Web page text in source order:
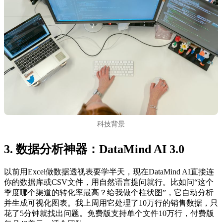
科技背景
3. 数据分析神器：DataMind AI 3.0
以前用Excel做数据透视表要学半天，现在DataMind AI直接连
你的数据库或CSV文件，用自然语言提问就行。比如问“这个
季度哪个渠道的转化率最高？给我做个柱状图”，它自动分析
并生成可视化图表。我上周用它处理了10万行的销售数据，只
花了5分钟就找出问题。免费版支持单个文件10万行，付费版